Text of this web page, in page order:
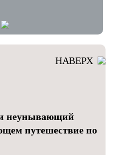
НАВЕРХ
неунывающий
путешествие по